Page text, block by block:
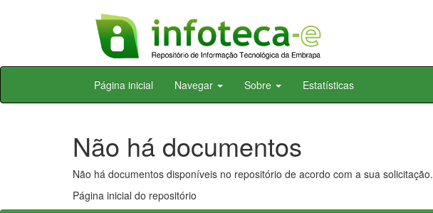
Skip
Página inicial Navegar Sobre Estatísticas
Não há documentos
Não há documentos disponíveis no repositório de acordo com a sua solicitação.
Página inicial do repositório